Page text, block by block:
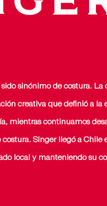
sinónimo de costura. La
creativa que definió a la
mientras continuamos
costura. Singer llegó a Chile
local y manteniendo su